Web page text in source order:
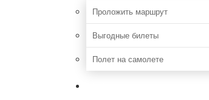
Проложить маршрут
Выгодные билеты
Полет на самолете